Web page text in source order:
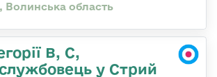
область
B, C,
у Стрий